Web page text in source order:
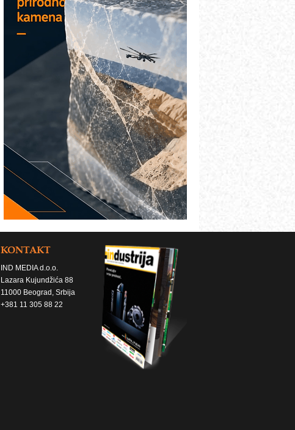
KONTAKT
IND MEDIA d.o.o.
Lazara Kujundžića 88
11000 Beograd, Srbija
+381 11 305 88 22